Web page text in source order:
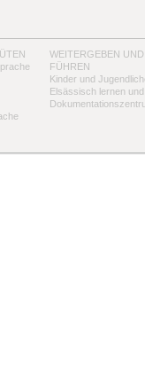
WEITERGEBEN UND
FÜHREN
Kinder und
Elsässisch lernen